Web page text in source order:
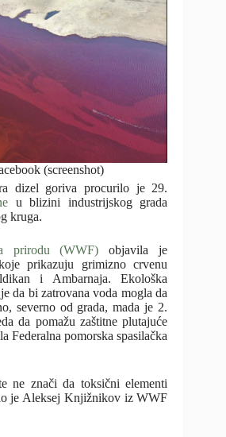
(screenshot)
dizel goriva procurilo je 29.
u blizini industrijskog grada
kruga.
prirodu (WWF)objavila je
prikazuju grimizno crvenu
i Ambarnaja. Ekološka
da bi zatrovana voda mogla da
severno od grada, mada je 2.
da pomažu zaštitne plutajuće
Federalna pomorska spasilačka
ne znači da toksični elementi
je Aleksej Knjižnikov iz WWF